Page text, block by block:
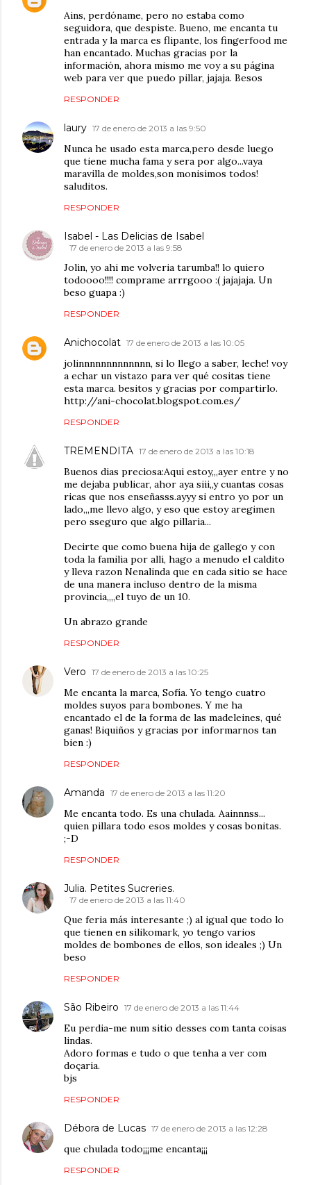
Ains, perdóname, pero no estaba como
seguidora, que despiste. Bueno, me encanta tu
entrada y la marca es flipante, los fingerfood me
han encantado. Muchas gracias por la
información, ahora mismo me voy a su página
web para ver que puedo pillar, jajaja. Besos
RESPONDER
laury 17 de enero de 2013 a las 9:50
Nunca he usado esta marca,pero desde luego
que tiene mucha fama y sera por algo...vaya
maravilla de moldes,son monisimos todos!
saluditos.
RESPONDER
Isabel - Las Delicias de Isabel
17 de enero de 2013 a las 9:58
Jolin, yo ahi me volveria tarumba!! lo quiero
todoooo!!!! comprame arrrgooo :( jajajaja. Un
beso guapa :)
RESPONDER
Anichocolat 17 de enero de 2013 a las 10:05
jolinnnnnnnnnnnnn, si lo llego a saber, leche! voy
a echar un vistazo para ver qué cositas tiene
esta marca. besitos y gracias por compartirlo.
http://ani-chocolat.blogspot.com.es/
RESPONDER
TREMENDITA 17 de enero de 2013 a las 10:18
Buenos dias preciosa:Aqui estoy,,,ayer entre y no
me dejaba publicar, ahor aya siii,,y cuantas cosas
ricas que nos enseñasss.ayyy si entro yo por un
lado,,,me llevo algo, y eso que estoy aregimen
pero sseguro que algo pillaria...
Decirte que como buena hija de gallego y con
toda la familia por alli, hago a menudo el caldito
y lleva razon Nenalinda que en cada sitio se hace
de una manera incluso dentro de la misma
provincia,,,,el tuyo de un 10.
Un abrazo grande
RESPONDER
Vero 17 de enero de 2013 a las 10:25
Me encanta la marca, Sofía. Yo tengo cuatro
moldes suyos para bombones. Y me ha
encantado el de la forma de las madeleines, qué
ganas! Biquiños y gracias por informarnos tan
bien :)
RESPONDER
Amanda 17 de enero de 2013 a las 11:20
Me encanta todo. Es una chulada. Aainnnss...
quien pillara todo esos moldes y cosas bonitas.
;-D
RESPONDER
Julia. Petites Sucreries.
17 de enero de 2013 a las 11:40
Que feria más interesante ;) al igual que todo lo
que tienen en silikomark, yo tengo varios
moldes de bombones de ellos, son ideales ;) Un
beso
RESPONDER
São Ribeiro 17 de enero de 2013 a las 11:44
Eu perdia-me num sitio desses com tanta coisas
lindas.
Adoro formas e tudo o que tenha a ver com
doçaria.
bjs
RESPONDER
Débora de Lucas 17 de enero de 2013 a las 12:28
que chulada todo¡¡¡me encanta¡¡¡
RESPONDER